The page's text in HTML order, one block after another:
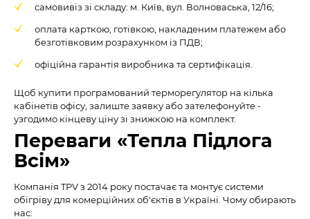
самовивіз зі складу: м. Київ, вул. Волноваська, 12/16;
оплата карткою, готівкою, накладеним платежем або
безготівковим розрахунком із ПДВ;
офіційна гарантія виробника та сертифікація.
Щоб купити програмований терморегулятор на кілька
кабінетів офісу, залиште заявку або зателефонуйте -
узгодимо кінцеву ціну зі знижкою на комплект.
Переваги «Тепла Підлога
Всім»
Компанія TPV з 2014 року постачає та монтує системи
обігріву для комерційних об'єктів в Україні. Чому обирають
нас: